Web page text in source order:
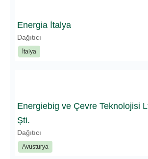
Energia İtalya
Dağıtıcı
İtalya
Energiebig ve Çevre Teknolojisi
Şti.
Dağıtıcı
Avusturya